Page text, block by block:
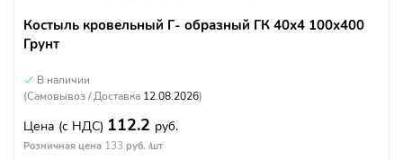
Костыль кровельный Г- образный ГК 40х4 100х400
Грунт
В наличии
(Самовывоз / Доставка 12.08.2026)
Цена (с НДС) 112.2 руб.
Розничная цена 133 руб. /шт